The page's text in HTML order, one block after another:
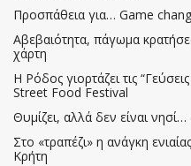
Προσπάθεια για… Game
Αβεβαιότητα, πάγωμα
χάρτη
Η Ρόδος γιορτάζει τις
Street Food Festival
Θυμίζει, αλλά δεν είναι
Στο «τραπέζι» η ανάγκη
Κρήτη